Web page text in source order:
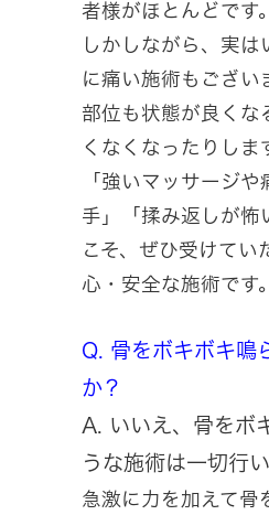
者様がほとんどです。
しかしながら、実は
に痛い施術もござい
部位も状態が良くな
くなくなったりしま
「強いマッサージや
手」「揉み返しが怖
こそ、ぜひ受けてい
心・安全な施術です。
Q. 骨をボキボキ鳴
か？
A. いいえ、骨をボ
うな施術は一切行い
急激に力を加えて骨